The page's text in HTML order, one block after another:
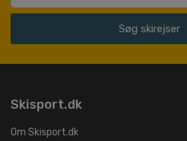
Søg skirejser
Skisport.dk
Om Skisport.dk